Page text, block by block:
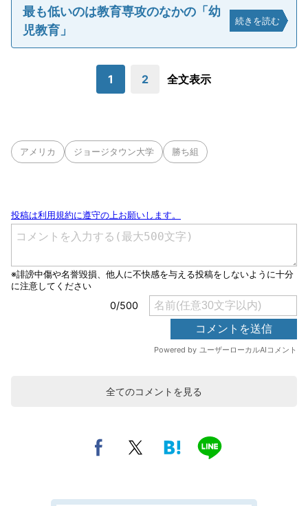
最も低いのは教育専攻のなかの「幼
児教育」
続きを読む
1 2 全文表示
アメリカ ジョージタウン大学 勝ち組
全てのコメントを見る